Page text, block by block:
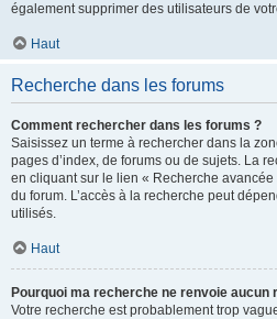
également supprimer des utilisateurs de
Haut
Recherche dans les forums
Comment rechercher dans les forums ?
Saisissez un terme à rechercher dans la
pages d’index, de forums ou de sujets. La
en cliquant sur le lien « Recherche
du forum. L’accès à la recherche peut
utilisés.
Haut
Pourquoi ma recherche ne renvoie aucun
Votre recherche est probablement trop